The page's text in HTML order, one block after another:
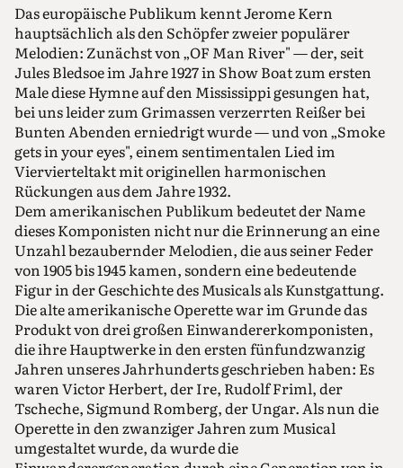
Das europäische Publikum kennt Jerome Kern
hauptsächlich als den Schöpfer zweier populärer
Melodien: Zunächst von „OF Man River" — der, seit
Jules Bledsoe im Jahre 1927 in Show Boat zum ersten
Male diese Hymne auf den Mississippi gesungen hat,
bei uns leider zum Grimassen verzerrten Reißer bei
Bunten Abenden erniedrigt wurde — und von „Smoke
gets in your eyes", einem sentimentalen Lied im
Viervierteltakt mit originellen harmonischen
Rückungen aus dem Jahre 1932.
Dem amerikanischen Publikum bedeutet der Name
dieses Komponisten nicht nur die Erinnerung an eine
Unzahl bezaubernder Melodien, die aus seiner Feder
von 1905 bis 1945 kamen, sondern eine bedeutende
Figur in der Geschichte des Musicals als Kunstgattung.
Die alte amerikanische Operette war im Grunde das
Produkt von drei großen Einwandererkomponisten,
die ihre Hauptwerke in den ersten fünfundzwanzig
Jahren unseres Jahrhunderts geschrieben haben: Es
waren Victor Herbert, der Ire, Rudolf Friml, der
Tscheche, Sigmund Romberg, der Ungar. Als nun die
Operette in den zwanziger Jahren zum Musical
umgestaltet wurde, da wurde die